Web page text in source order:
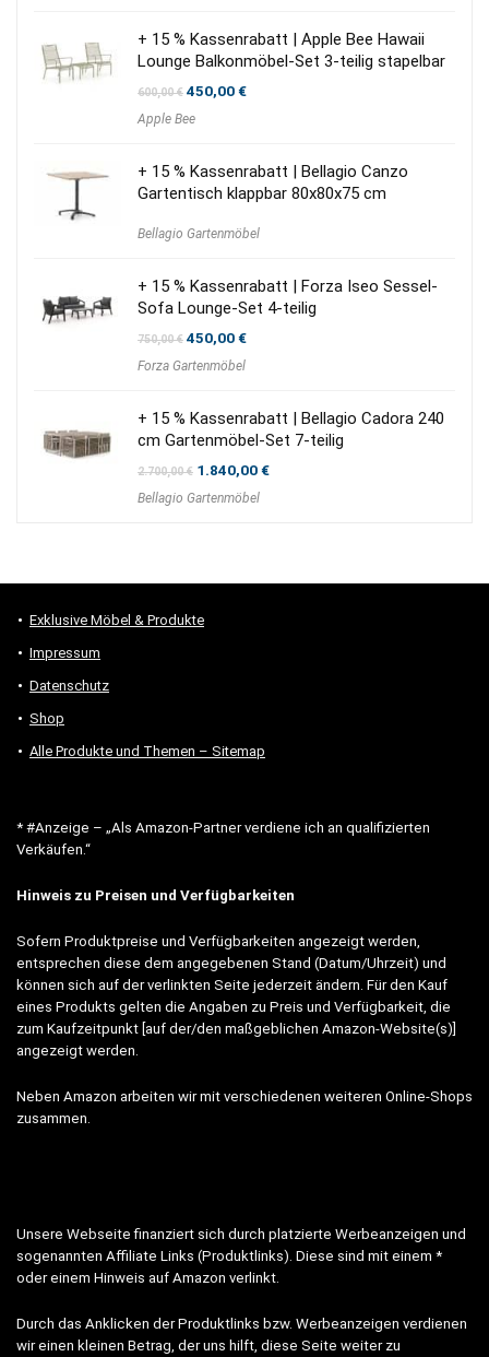
+ 15 % Kassenrabatt | Apple Bee Hawaii
Lounge Balkonmöbel-Set 3-teilig stapelbar
600,00€ Ursprünglicher
war:
450,00€Aktueller
Apple Bee
+ 15 % Kassenrabatt | Bellagio Canzo
Gartentisch klappbar 80x80x75 cm
Bellagio Gartenmöbel
+ 15 % Kassenrabatt | Forza Iseo Sessel-
Sofa Lounge-Set 4-teilig
750,00€ Ursprünglicher
war:
450,00€Aktueller
Forza Gartenmöbel
+ 15 % Kassenrabatt | Bellagio Cadora 240
cm Gartenmöbel-Set 7-teilig
2.700,00€ Ursprünglicher
war:
1.840,00€Aktueller
Bellagio Gartenmöbel
Exklusive Möbel & Produkte
Impressum
Datenschutz
Shop
Alle Produkte und Themen – Sitemap
* #Anzeige – „Als Amazon-Partner verdiene ich an qualifizierten
Verkäufen.“
Hinweis zu Preisen und Verfügbarkeiten
Sofern Produktpreise und Verfügbarkeiten angezeigt werden,
entsprechen diese dem angegebenen Stand (Datum/Uhrzeit) und
können sich auf der verlinkten Seite jederzeit ändern. Für den Kauf
eines Produkts gelten die Angaben zu Preis und Verfügbarkeit, die
zum Kaufzeitpunkt [auf der/den maßgeblichen Amazon-Website(s)]
angezeigt werden.
Neben Amazon arbeiten wir mit verschiedenen weiteren Online-Shops
zusammen.
Unsere Webseite finanziert sich durch platzierte Werbeanzeigen und
sogenannten Affiliate Links (Produktlinks). Diese sind mit einem *
oder einem Hinweis auf Amazon verlinkt.
Durch das Anklicken der Produktlinks bzw. Werbeanzeigen verdienen
wir einen kleinen Betrag, der uns hilft, diese Seite weiter zu